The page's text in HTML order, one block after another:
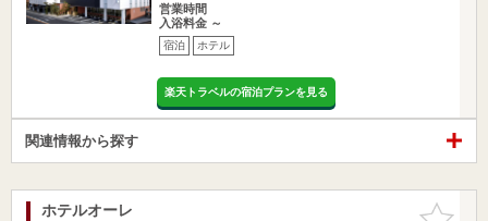
営業時間
入浴料金 ～
宿泊 ホテル
楽天トラベルの宿泊プランを見る
関連情報から探す
お気に入
ホテルオーレ